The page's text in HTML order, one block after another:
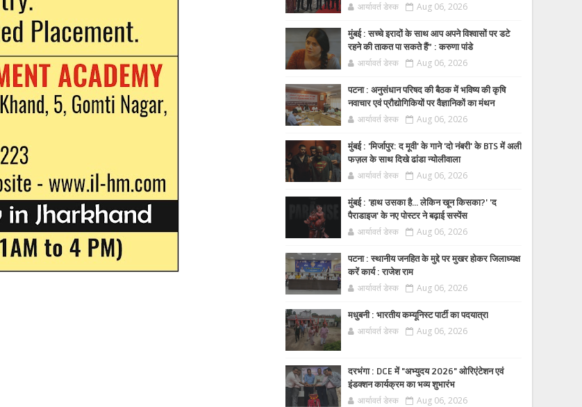
आर्यावर्त डेस्क Aug 06, 2026
मुंबई : सच्चे इरादों के साथ आप अपने विश्वासों पर डटे
रहने की ताकत पा सकते हैं” : करुणा पांडे
आर्यावर्त डेस्क Aug 06, 2026
पटना : अनुसंधान परिषद की बैठक में भविष्य की कृषि
नवाचार एवं प्रौद्योगिकियों पर वैज्ञानिकों का मंथन
आर्यावर्त डेस्क Aug 06, 2026
मुंबई : 'मिर्जापुर: द मूवी' के गाने 'दो नंबरी' के BTS में अली
फज़ल के साथ दिखे ढांडा न्योलीवाला
आर्यावर्त डेस्क Aug 06, 2026
मुंबई : 'हाथ उसका है... लेकिन खून किसका?' 'द
पैराडाइज' के नए पोस्टर ने बढ़ाई सस्पेंस
आर्यावर्त डेस्क Aug 06, 2026
पटना : स्थानीय जनहित के मुद्दे पर मुखर होकर जिलाध्यक्ष
करें कार्य : राजेश राम
आर्यावर्त डेस्क Aug 06, 2026
मधुबनी : भारतीय कम्यूनिस्ट पार्टी का पदयात्रा
आर्यावर्त डेस्क Aug 06, 2026
दरभंगा : DCE में "अभ्युदय 2026" ओरिएंटेशन एवं
इंडक्शन कार्यक्रम का भव्य शुभारंभ
आर्यावर्त डेस्क Aug 06, 2026